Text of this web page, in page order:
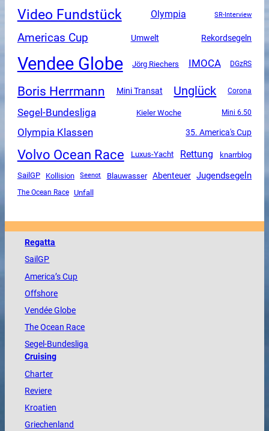
Video Fundstück Olympia SR-Interview
Americas Cup Umwelt Rekordsegeln
Vendee Globe Jörg Riechers IMOCA DGzRS
Boris Herrmann Mini Transat Unglück Corona
Segel-Bundesliga Kieler Woche Mini 6.50
Olympia Klassen 35. America's Cup
Volvo Ocean Race Luxus-Yacht Rettung knarrblog
SailGP Kollision Seenot Blauwasser Abenteuer Jugendsegeln
The Ocean Race Unfall
Regatta
SailGP
America’s Cup
Offshore
VendéeGlobe
TheOcean Race
Segel-Bundesliga
Cruising
Charter
Reviere
Kroatien
Griechenland